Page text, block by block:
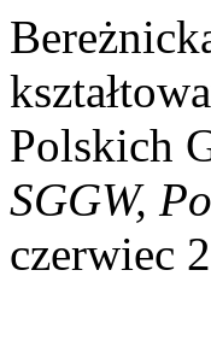
Polskich
SGGW,
czerwiec